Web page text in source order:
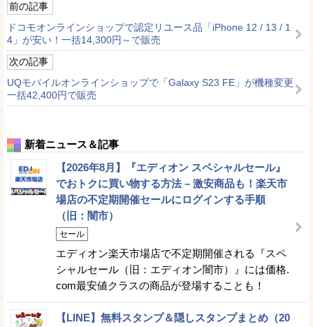
前の記事
ドコモオンラインショップで認定リユース品「iPhone 12 / 13 / 1
4」が安い！一括14,300円～で販売
次の記事
UQモバイルオンラインショップで「Galaxy S23 FE」が機種変更
一括42,400円で販売
新着ニュース＆記事
【2026年8月】『エディオン スペシャルセール』
でおトクに買い物する方法 – 激安商品も！楽天市
場店の不定期開催セールにログインする手順
（旧：闇市）
セール
エディオン楽天市場店で不定期開催される『スペ
シャルセール（旧：エディオン闇市）』には価格.
com最安値クラスの商品が登場することも！
【LINE】無料スタンプ＆隠しスタンプまとめ（20